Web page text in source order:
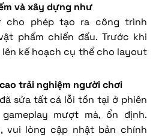
và xây dựng như
cho phép tạo ra công trình
phẩm chiến đấu. Trước khi
kế hoạch cụ thể cho layout
trải nghiệm người chơi
sửa tất cả lỗi tồn tại ở phiên
mượt mà, ổn định.
vui lòng cập nhật bản chính